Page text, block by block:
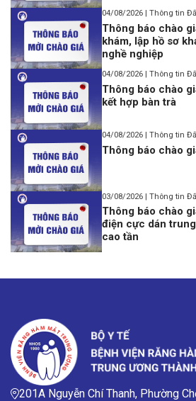
04/08/2026 | Thông tin
Thông báo chào
khám, lập hồ sơ
nghề nghiệp
04/08/2026 | Thông tin
Thông báo chào
kết hợp bàn trà
04/08/2026 | Thông tin
Thông báo chào
03/08/2026 | Thông tin
Thông báo chào
điện cực dán
cao tần
201A Nguyễn Chí Thanh, Phường